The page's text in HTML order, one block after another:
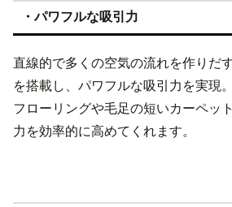
・パワフルな吸引力
直線的で多くの空気の流れを作りだ
を搭載し、パワフルな吸引力を実現
フローリングや毛足の短いカーペッ
力を効率的に高めてくれます。